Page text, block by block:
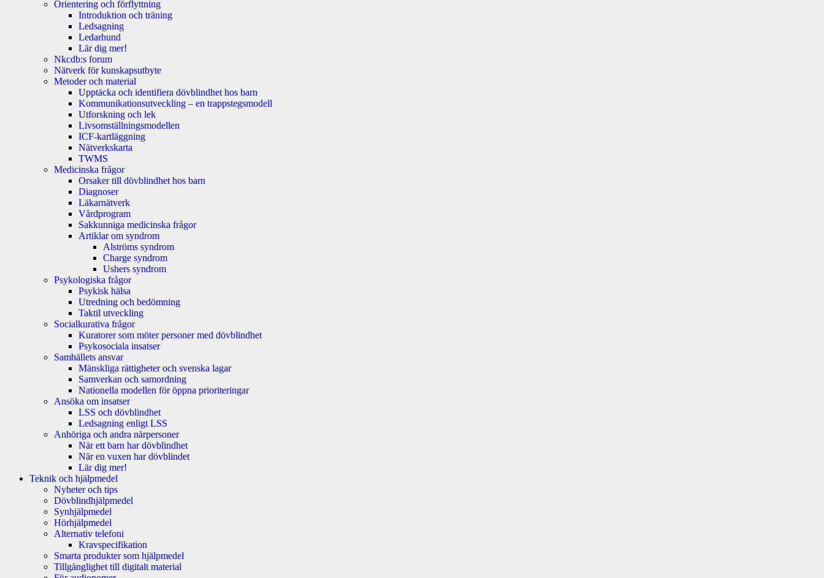
Orientering och förflyttning
Introduktion och träning
Ledsagning
Ledarhund
Lär dig mer!
Nkcdb:s forum
Nätverk för kunskapsutbyte
Metoder och material
Upptäcka och identifiera dövblindhet hos barn
Kommunikationsutveckling – en trappstegsmodell
Utforskning och lek
Livsomställningsmodellen
ICF-kartläggning
Nätverkskarta
TWMS
Medicinska frågor
Orsaker till dövblindhet hos barn
Diagnoser
Läkarnätverk
Vårdprogram
Sakkunniga medicinska frågor
Artiklar om syndrom
Alströms syndrom
Charge syndrom
Ushers syndrom
Psykologiska frågor
Psykisk hälsa
Utredning och bedömning
Taktil utveckling
Socialkurativa frågor
Kuratorer som möter personer med dövblindhet
Psykosociala insatser
Samhällets ansvar
Mänskliga rättigheter och svenska lagar
Samverkan och samordning
Nationella modellen för öppna prioriteringar
Ansöka om insatser
LSS och dövblindhet
Ledsagning enligt LSS
Anhöriga och andra närpersoner
När ett barn har dövblindhet
När en vuxen har dövblindet
Lär dig mer!
Teknik och hjälpmedel
Nyheter och tips
Dövblindhjälpmedel
Synhjälpmedel
Hörhjälpmedel
Alternativ telefoni
Kravspecifikation
Smarta produkter som hjälpmedel
Tillgänglighet till digitalt material